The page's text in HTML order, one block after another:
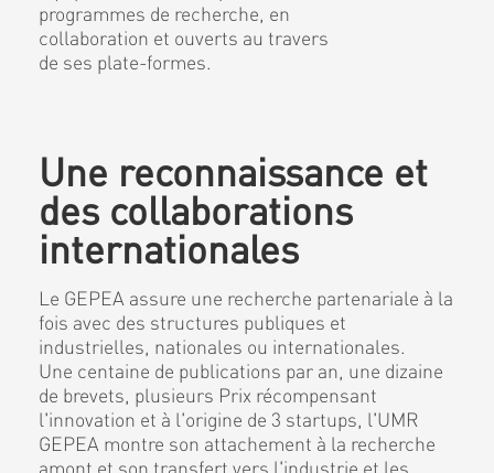
programmes de recherche, en
collaboration et ouverts au travers
de ses plate-formes.
Une reconnaissance et
des collaborations
internationales
Le GEPEA assure une recherche partenariale à la
fois avec des structures publiques et
industrielles, nationales ou internationales.
Une centaine de publications par an, une dizaine
de brevets, plusieurs Prix récompensant
l'innovation et à l'origine de 3 startups, l'UMR
GEPEA montre son attachement à la recherche
amont et son transfert vers l'industrie et les